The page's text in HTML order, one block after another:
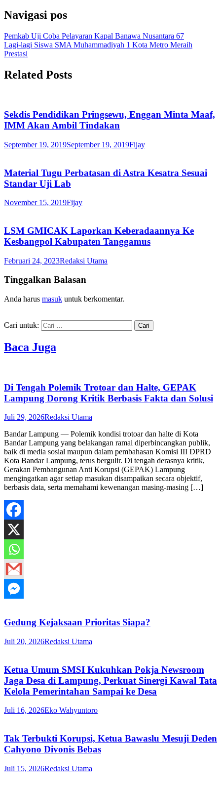
Navigasi pos
Pemkab Uji Coba Pelayaran Kapal Banawa Nusantara 67
Lagi-lagi Siswa SMA Muhammadiyah 1 Kota Metro Meraih
Prestasi
Related Posts
Sekdis Pendidikan Pringsewu, Enggan Minta Maaf,
IMM Akan Ambil Tindakan
September 19, 2019September 19, 2019Fijay
Material Tugu Perbatasan di Astra Kesatra Sesuai
Standar Uji Lab
November 15, 2019Fijay
LSM GMICAK Laporkan Keberadaannya Ke
Kesbangpol Kabupaten Tanggamus
Februari 24, 2023Redaksi Utama
Tinggalkan Balasan
Anda harus masuk untuk berkomentar.
Cari untuk:
Baca Juga
Di Tengah Polemik Trotoar dan Halte, GEPAK
Lampung Dorong Kritik Berbasis Fakta dan Solusi
Juli 29, 2026Redaksi Utama
Bandar Lampung — Polemik kondisi trotoar dan halte di Kota
Bandar Lampung yang belakangan ramai diperbincangkan publik,
baik di media sosial maupun dalam pembahasan Komisi III DPRD
Kota Bandar Lampung, terus bergulir. Di tengah derasnya kritik,
Gerakan Pembangunan Anti Korupsi (GEPAK) Lampung
mengingatkan agar setiap masukan disampaikan secara objektif,
berbasis data, serta memahami kewenangan masing-masing […]
Gedung Kejaksaan Prioritas Siapa?
Juli 20, 2026Redaksi Utama
Ketua Umum SMSI Kukuhkan Pokja Newsroom
Jaga Desa di Lampung, Perkuat Sinergi Kawal Tata
Kelola Pemerintahan Sampai ke Desa
Juli 16, 2026Eko Wahyuntoro
Tak Terbukti Korupsi, Ketua Bawaslu Mesuji Deden
Cahyono Divonis Bebas
Juli 15, 2026Redaksi Utama